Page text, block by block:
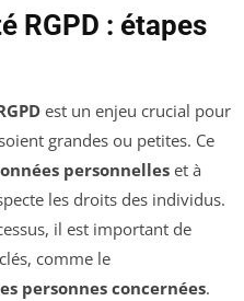
RGPD : étapes
est un enjeu crucial pour
grandes ou petites. Ce
personnelles et à
les droits des individus.
il est important de
comme le
personnes concernées.